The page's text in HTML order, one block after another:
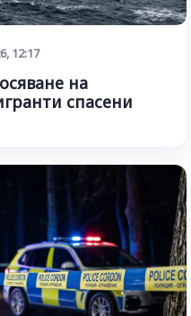
12:17
на
спасени